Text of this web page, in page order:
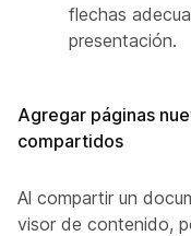
flechas
presentación.
Agregar páginas
compartidos
Al compartir un
visor de contenido,